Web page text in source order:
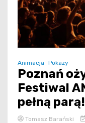
Animacja Pokazy
Poznań
Festiwal
pełną parą!
Tomasz Barański